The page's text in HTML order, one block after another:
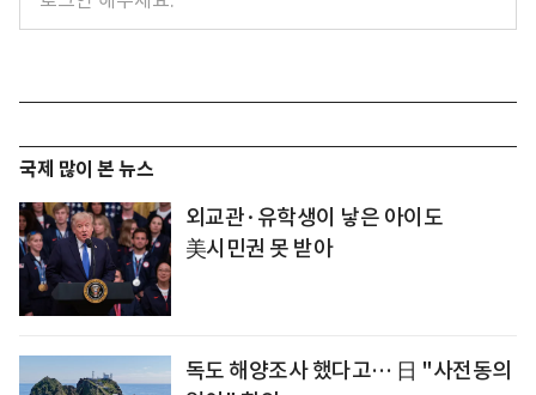
국제 많이 본 뉴스
외교관·유학생이 낳은 아이도
美시민권 못 받아
독도 해양조사 했다고… 日 "사전동의